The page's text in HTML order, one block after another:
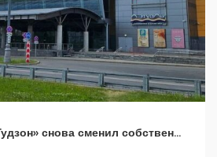
Московский ТЦ «Гудзон» снова сменил собственника